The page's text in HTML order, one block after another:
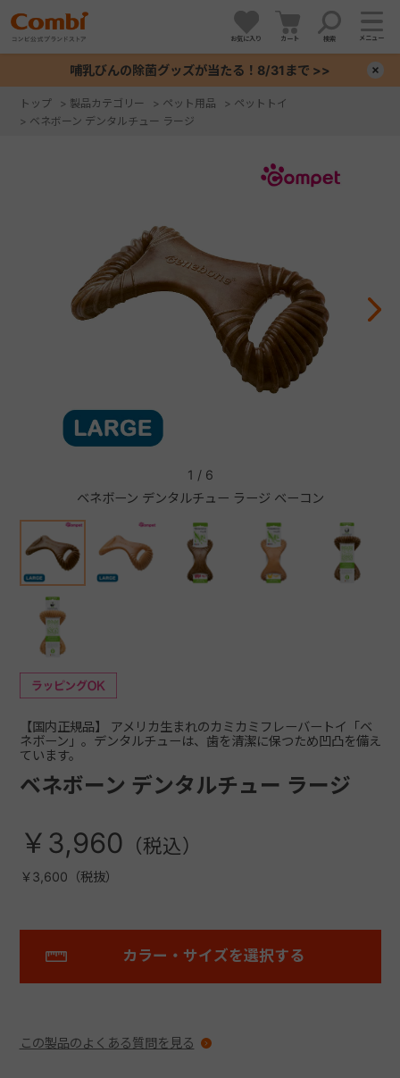
お気に入り カート 検索 メニュー
哺乳びんの除菌グッズが当たる！8/31まで >>
トップ > 製品カテゴリー > ペット用品 > ペットトイ
> ベネボーン デンタルチュー ラージ
ベネボーン デンタルチュー ラージ ベーコン
1 / 6
ベネボーン デンタルチュー ラージ
【国内正規品】 アメリカ生まれのカミカミフレーバートイ「ベ
ネボーン」。デンタルチューは、歯を清潔に保つため凹凸を備え
ています。
￥3,960
￥3,600（税抜）
カラー・サイズを選択する
この製品のよくある質問を見る